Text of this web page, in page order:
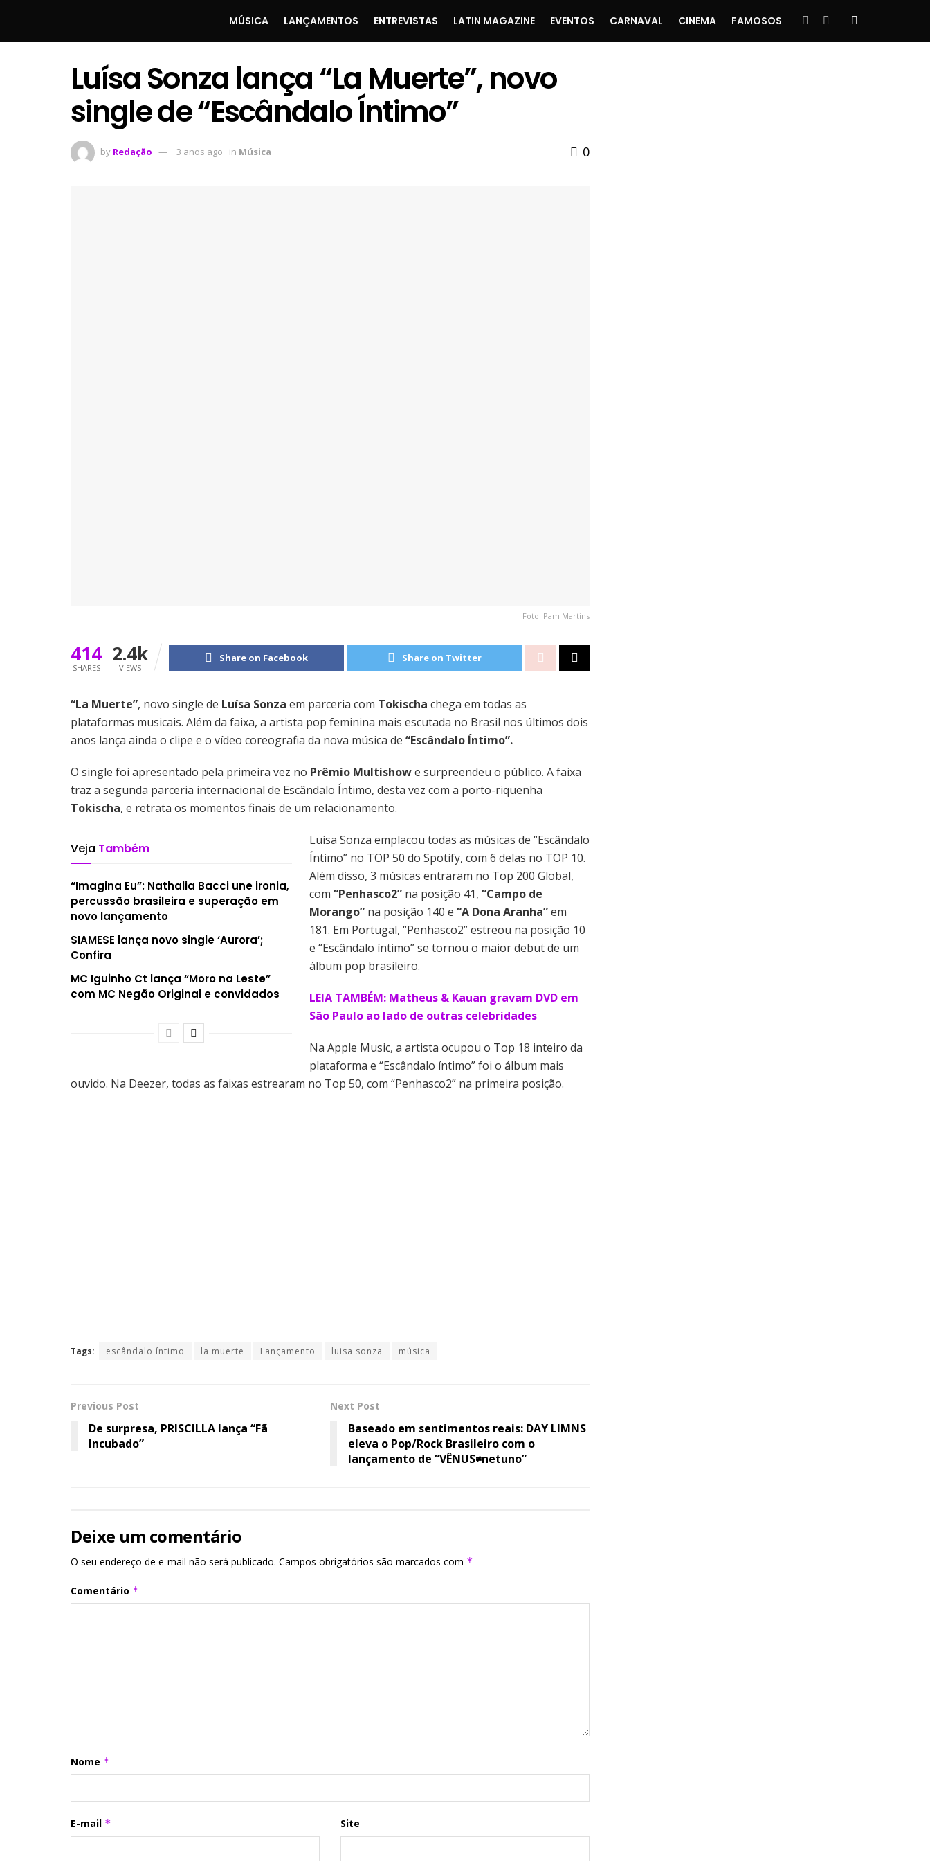
MÚSICA LANÇAMENTOS ENTREVISTAS LATIN MAGAZINE EVENTOS CARNAVAL CINEMA FAMOSOS
Luísa Sonza lança “La Muerte”, novo
single de “Escândalo Íntimo”
by Redação 3 anos ago in Música 0
Foto: Pam Martins
414
SHARES
2.4k
VIEWS
Share on Facebook Share on Twitter
“La Muerte”, novo single de Luísa Sonza em parceria com Tokischa chega em todas as
plataformas musicais. Além da faixa, a artista pop feminina mais escutada no Brasil nos últimos dois
anos lança ainda o clipe e o vídeo coreografia da nova música de “Escândalo Íntimo”.
O single foi apresentado pela primeira vez no Prêmio Multishowe surpreendeu o público. A faixa
traz a segunda parceria internacional de Escândalo Íntimo, desta vez com a porto-riquenha
Tokischa, e retrata os momentos finais de um relacionamento.
Veja Também
“Imagina Eu”: Nathalia Bacci une ironia,
percussão brasileira e superação em
novo lançamento
SIAMESE lança novo single ‘Aurora’;
Confira
MC Iguinho Ct lança “Moro na Leste”
com MC Negão Original e convidados
Luísa Sonza emplacou todas as músicas de “Escândalo
Íntimo” no TOP 50 do Spotify, com 6 delas no TOP 10.
Além disso, 3 músicas entraram no Top 200 Global,
com “Penhasco2” na posição 41, “Campo de
Morango” na posição 140 e “A Dona Aranha”em
181. Em Portugal, “Penhasco2” estreou na posição 10
e “Escândalo íntimo” se tornou o maior debut de um
álbum pop brasileiro.
LEIA TAMBÉM: Matheus & Kauan gravam DVD em
São Paulo ao lado de outras celebridades
Na Apple Music, a artista ocupou o Top 18 inteiro da
plataforma e “Escândalo íntimo” foi o álbum mais
ouvido. Na Deezer, todas as faixas estrearam no Top 50, com “Penhasco2” na primeira posição.
Tags: escândalo íntimo la muerte Lançamento luisa sonza música
Previous Post
De surpresa, PRISCILLA lança “Fã
Incubado”
Next Post
Baseado em sentimentos reais: DAY LIMNS
eleva o Pop/Rock Brasileiro com o
lançamento de “VÊNUS≠netuno”
Deixe um comentário
O seu endereço de e-mail não será publicado. Campos obrigatórios são marcados com *
Comentário *
Nome *
E-mail * Site